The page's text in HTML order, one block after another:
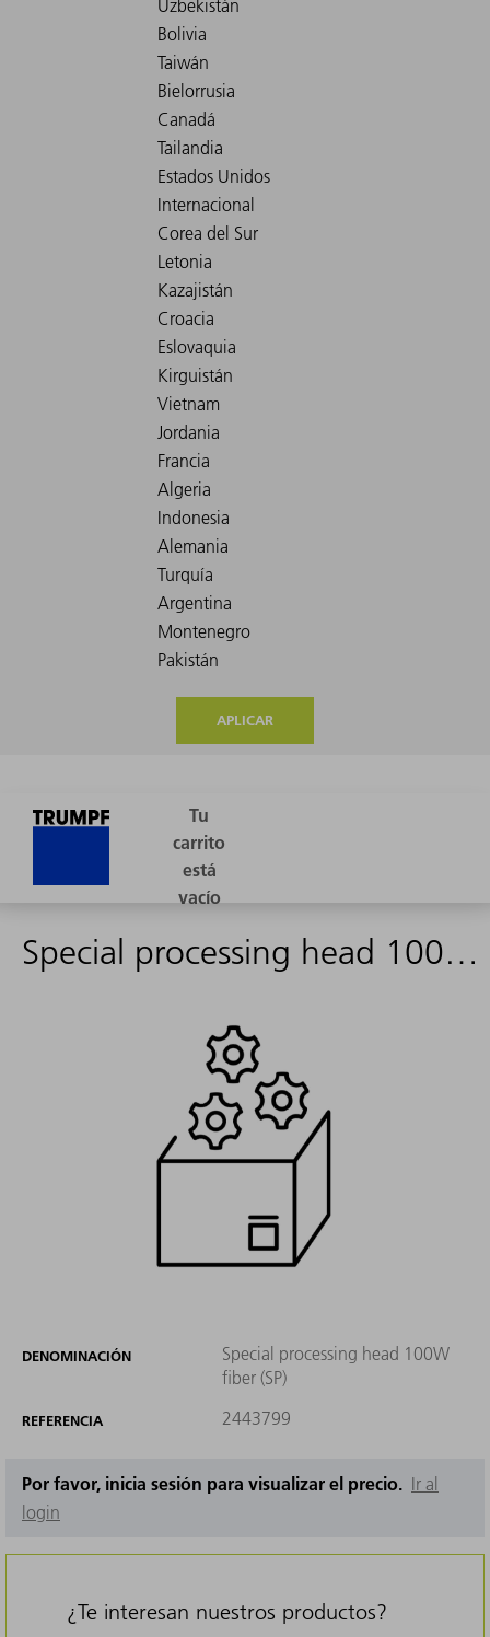
APLICAR
Special processing head 100W fiber (SP)
DENOMINACIÓN
Special processing head 100W
fiber (SP)
REFERENCIA 2443799
Por favor, inicia sesión para visualizar el precio. Ir al
login
¿Te interesan nuestros productos?